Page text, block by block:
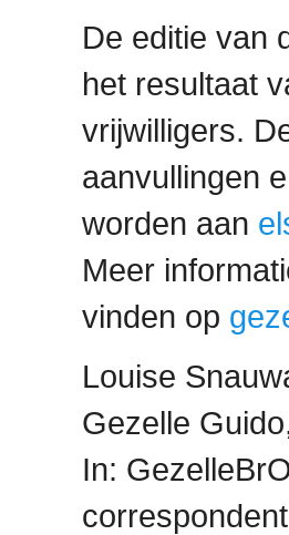
De editie van
het resultaat
vrijwilligers.
aanvullingen
worden aan
Meer
vinden op
Louise
Gezelle
In: